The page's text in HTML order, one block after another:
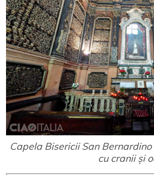
Capela Bisericii San
cu cranii și